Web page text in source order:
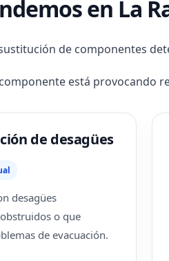
en La
de componentes
está provocando
de desagües
desagües
o que
de evacuación.